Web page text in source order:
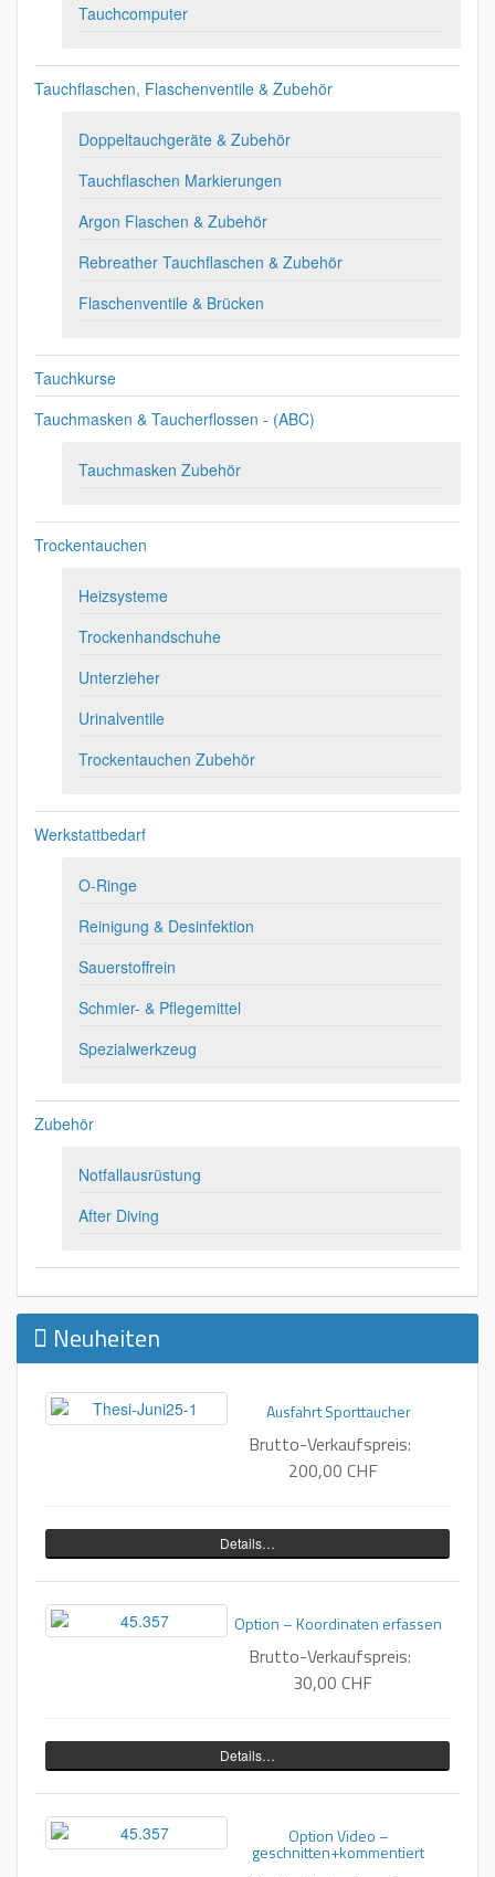
Tauchcomputer
Tauchflaschen, Flaschenventile & Zubehör
Doppeltauchgeräte & Zubehör
Tauchflaschen Markierungen
Argon Flaschen & Zubehör
Rebreather Tauchflaschen & Zubehör
Flaschenventile & Brücken
Tauchkurse
Tauchmasken & Taucherflossen - (ABC)
Tauchmasken Zubehör
Trockentauchen
Heizsysteme
Trockenhandschuhe
Unterzieher
Urinalventile
Trockentauchen Zubehör
Werkstattbedarf
O-Ringe
Reinigung & Desinfektion
Sauerstoffrein
Schmier- & Pflegemittel
Spezialwerkzeug
Zubehör
Notfallausrüstung
After Diving
Neuheiten
Ausfahrt Sporttaucher
Brutto-Verkaufspreis:
200,00 CHF
Details…
Option – Koordinaten erfassen
Brutto-Verkaufspreis:
30,00 CHF
Details…
Option Video –
geschnitten+kommentiert